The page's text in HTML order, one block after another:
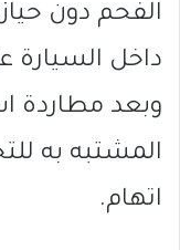
الفحم دون
داخل السيارة
وبعد مطاردة
المشتبه به
اتهام.